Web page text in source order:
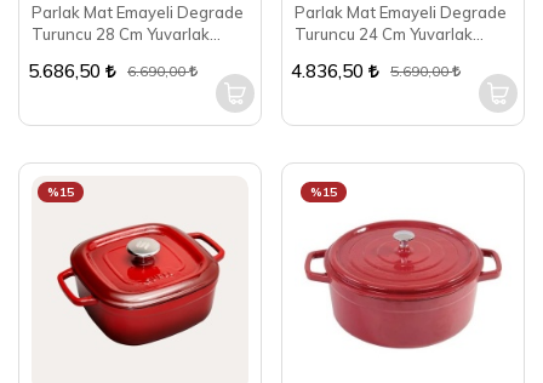
Parlak Mat Emayeli Degrade
Turuncu 28 Cm Yuvarlak
5.686,50 6.690,00
Parlak Mat Emayeli Degrade
Turuncu 24 Cm Yuvarlak
4.836,50 5.690,00
%15 %15